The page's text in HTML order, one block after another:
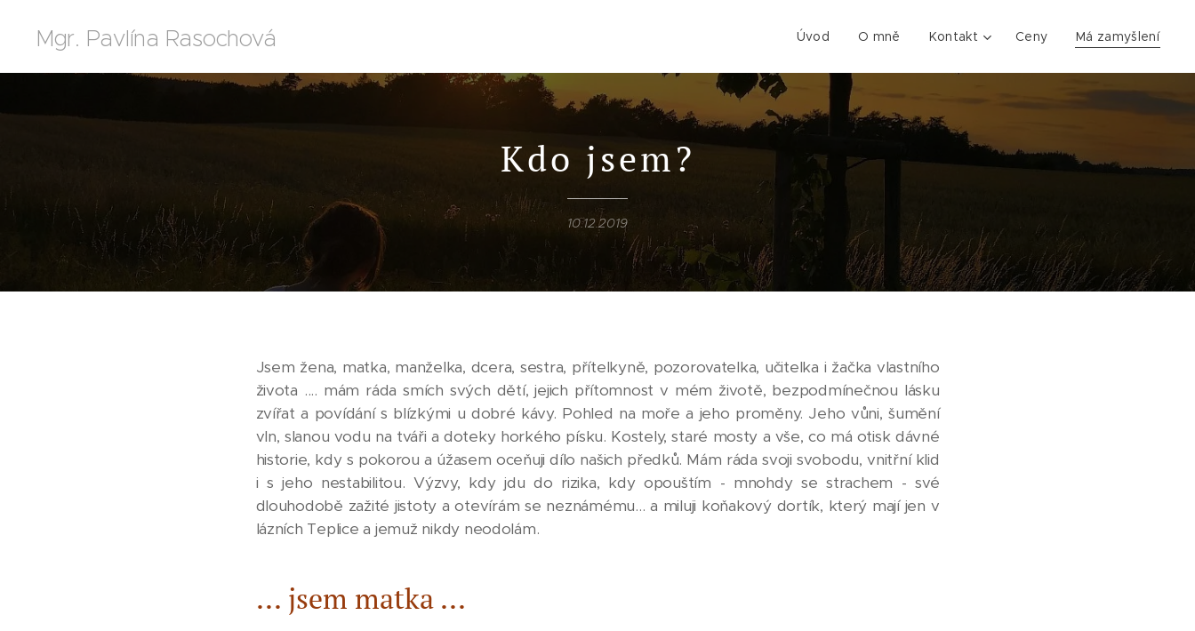
Mgr. Pavlína Rasochová Úvod O mně Kontakt Ceny Má zamyšlení
Kdo jsem?
10.12.2019
Jsem žena, matka, manželka, dcera, sestra, přítelkyně, pozorovatelka, učitelka i žačka vlastního
života .... mám ráda smích svých dětí, jejich přítomnost v mém životě, bezpodmínečnou lásku
zvířat a povídání s blízkými u dobré kávy. Pohled na moře a jeho proměny. Jeho vůni, šumění
vln, slanou vodu na tváři a doteky horkého písku. Kostely, staré mosty a vše, co má otisk dávné
historie, kdy s pokorou a úžasem oceňuji dílo našich předků. Mám ráda svoji svobodu, vnitřní klid
i s jeho nestabilitou. Výzvy, kdy jdu do rizika, kdy opouštím - mnohdy se strachem - své
dlouhodobě zažité jistoty a otevírám se neznámému... a miluji koňakový dortík, který mají jen v
lázních Teplice a jemuž nikdy neodolám.
... jsem matka ...